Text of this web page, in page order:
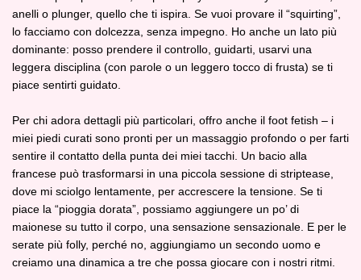
anelli o plunger, quello che ti ispira. Se vuoi provare il “squirting”,
lo facciamo con dolcezza, senza impegno. Ho anche un lato più
dominante: posso prendere il controllo, guidarti, usarvi una
leggera disciplina (con parole o un leggero tocco di frusta) se ti
piace sentirti guidato.
Per chi adora dettagli più particolari, offro anche il foot fetish – i
miei piedi curati sono pronti per un massaggio profondo o per farti
sentire il contatto della punta dei miei tacchi. Un bacio alla
francese può trasformarsi in una piccola sessione di striptease,
dove mi sciolgo lentamente, per accrescere la tensione. Se ti
piace la “pioggia dorata”, possiamo aggiungere un po’ di
maionese su tutto il corpo, una sensazione sensazionale. E per le
serate più folly, perché no, aggiungiamo un secondo uomo e
creiamo una dinamica a tre che possa giocare con i nostri ritmi.